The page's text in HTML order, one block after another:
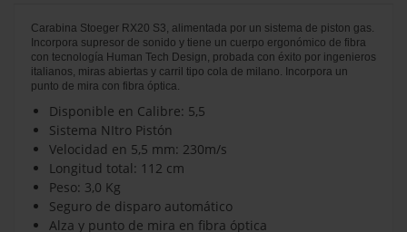
Carabina Stoeger RX20 S3, alimentada por un sistema de piston gas.
Incorpora supresor de sonido y tiene un cuerpo ergonómico de fibra
con tecnología Human Tech Design, probada con éxito por ingenieros
italianos, miras abiertas y carril tipo cola de milano. Incorpora un
punto de mira con fibra óptica.
Disponible en Calibre: 5,5
Sistema NItro Pistón
Velocidad en 5,5 mm: 230m/s
Longitud total: 112 cm
Peso: 3,0 Kg
Seguro de disparo automático
Alza y punto de mira en fibra óptica